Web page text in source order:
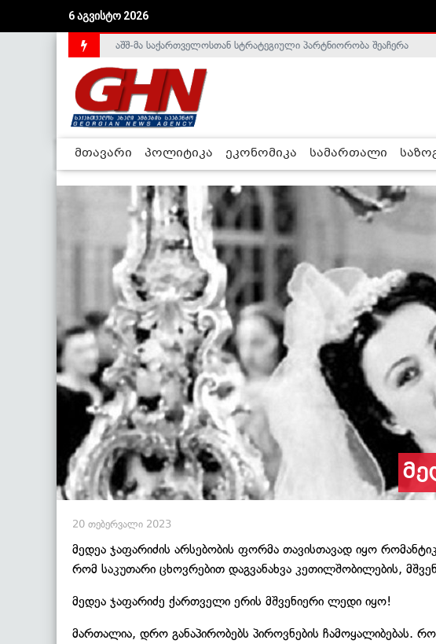
6 აგვისტო 2026
საქართველოს დე-ფაქტო მთავრობა არალეგიტიმურია - ჰელსინკის
აშშ-მა საქართველოსთან სტრატეგიული პარტნიორობა შეაჩერა
მთავარი პოლიტიკა ეკონომიკა სამართალი
20 თებერვალი 2023
მედეა ჯაფარიძის არსებობის ფორმა თავისთავად იყო
რომ საკუთარი ცხოვრებით დაგვანახვა კეთილშობილების,
მედეა ჯაფარიძე ქართველი ერის მშვენიერი ლედი იყო!
მართალია, დრო განაპირობებს პიროვნების ჩამოყალიბებას.